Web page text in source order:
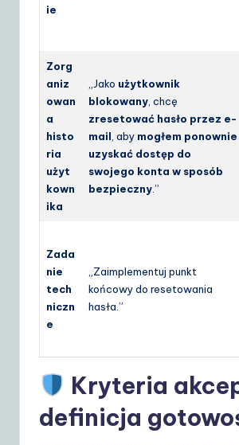
ie
Zorg
aniz
owan
a
histo
ria
użyt
kown
ika
„Jako użytkownik
blokowany, chcę
zresetować hasło przez e-
mail, aby mogłem ponownie
uzyskać dostęp do
swojego konta w sposób
bezpieczny.”
Zada
nie
tech
niczn
e
„Zaimplementuj punkt
końcowy do resetowania
hasła.”
Kryteria
definicja